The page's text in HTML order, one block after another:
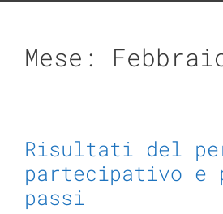
Mese:
Risultati del
partecipativo e
passi